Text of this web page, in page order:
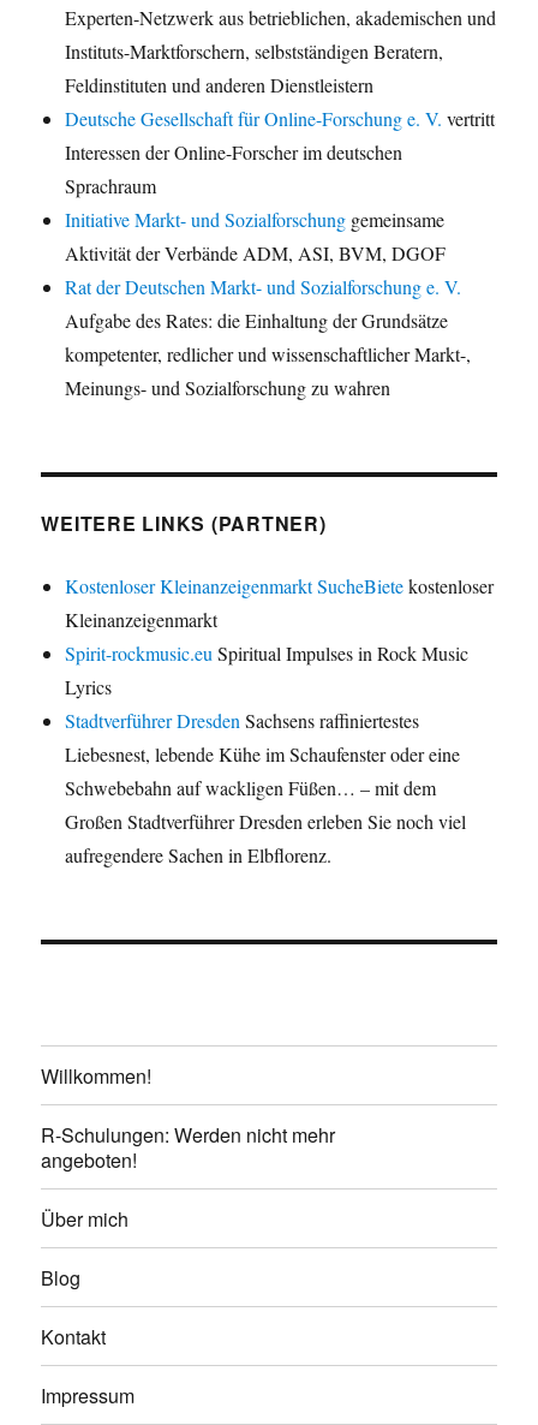
Experten-Netzwerk aus betrieblichen, akademischen und
Instituts-Marktforschern, selbstständigen Beratern,
Feldinstituten und anderen Dienstleistern
Deutsche Gesellschaft für Online-Forschung e. V. vertritt
Interessen der Online-Forscher im deutschen
Sprachraum
Initiative Markt- und Sozialforschung gemeinsame
Aktivität der Verbände ADM, ASI, BVM, DGOF
Rat der Deutschen Markt- und Sozialforschung e. V.
Aufgabe des Rates: die Einhaltung der Grundsätze
kompetenter, redlicher und wissenschaftlicher Markt-,
Meinungs- und Sozialforschung zu wahren
WEITERE LINKS (PARTNER)
Kostenloser Kleinanzeigenmarkt SucheBietekostenloser
Kleinanzeigenmarkt
Spirit-rockmusic.eu Spiritual Impulses in Rock Music
Lyrics
Stadtverführer Dresden Sachsens raffiniertestes
Liebesnest, lebende Kühe im Schaufenster oder eine
Schwebebahn auf wackligen Füßen… – mit dem
Großen Stadtverführer Dresden erleben Sie noch viel
aufregendere Sachen in Elbflorenz.
Willkommen!
R-Schulungen: Werden nicht mehr
angeboten!
Über mich
Blog
Kontakt
Impressum